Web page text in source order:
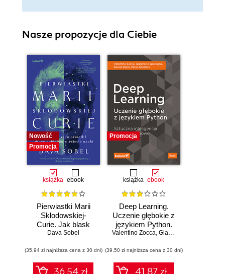
Nasze propozycje dla Ciebie
Nowość
Promocja
książka ebook
Pierwiastki Marii
Skłodowskiej-
Curie. Jak blask
radu oświetlił drogę
świecie nauki
Dava Sobel
(35,94 zł najniższa cena z 30 dni)
36.54 zł
Promocja
książka ebook
Deep Learning.
Uczenie głębokie z
językiem Python.
Sztuczna
neuronowe
Valentino Zocca, Gianmario Spacagna
(39,50 zł najniższa cena z 30 dni)
41.87 zł